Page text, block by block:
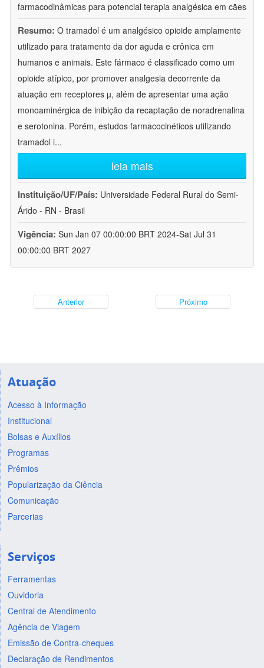
farmacodinâmicas para potencial terapia analgésica em cães
Resumo: O tramadol é um analgésico opioide amplamente
utilizado para tratamento da dor aguda e crônica em
humanos e animais. Este fármaco é classificado como um
opioide atípico, por promover analgesia decorrente da
atuação em receptores µ, além de apresentar uma ação
monoaminérgica de inibição da recaptação de noradrenalina
e serotonina. Porém, estudos farmacocinéticos utilizando
tramadol i...
leia mais
Instituição/UF/País: Universidade Federal Rural do Semi-
Árido - RN - Brasil
Vigência: Sun Jan 07 00:00:00 BRT 2024-Sat Jul 31
00:00:00 BRT 2027
Anterior Próximo
Atuação
Acesso à Informação
Institucional
Bolsas e Auxílios
Programas
Prêmios
Popularização da Ciência
Comunicação
Parcerias
Serviços
Ferramentas
Ouvidoria
Central de Atendimento
Agência de Viagem
Emissão de Contra-cheques
Declaração de Rendimentos